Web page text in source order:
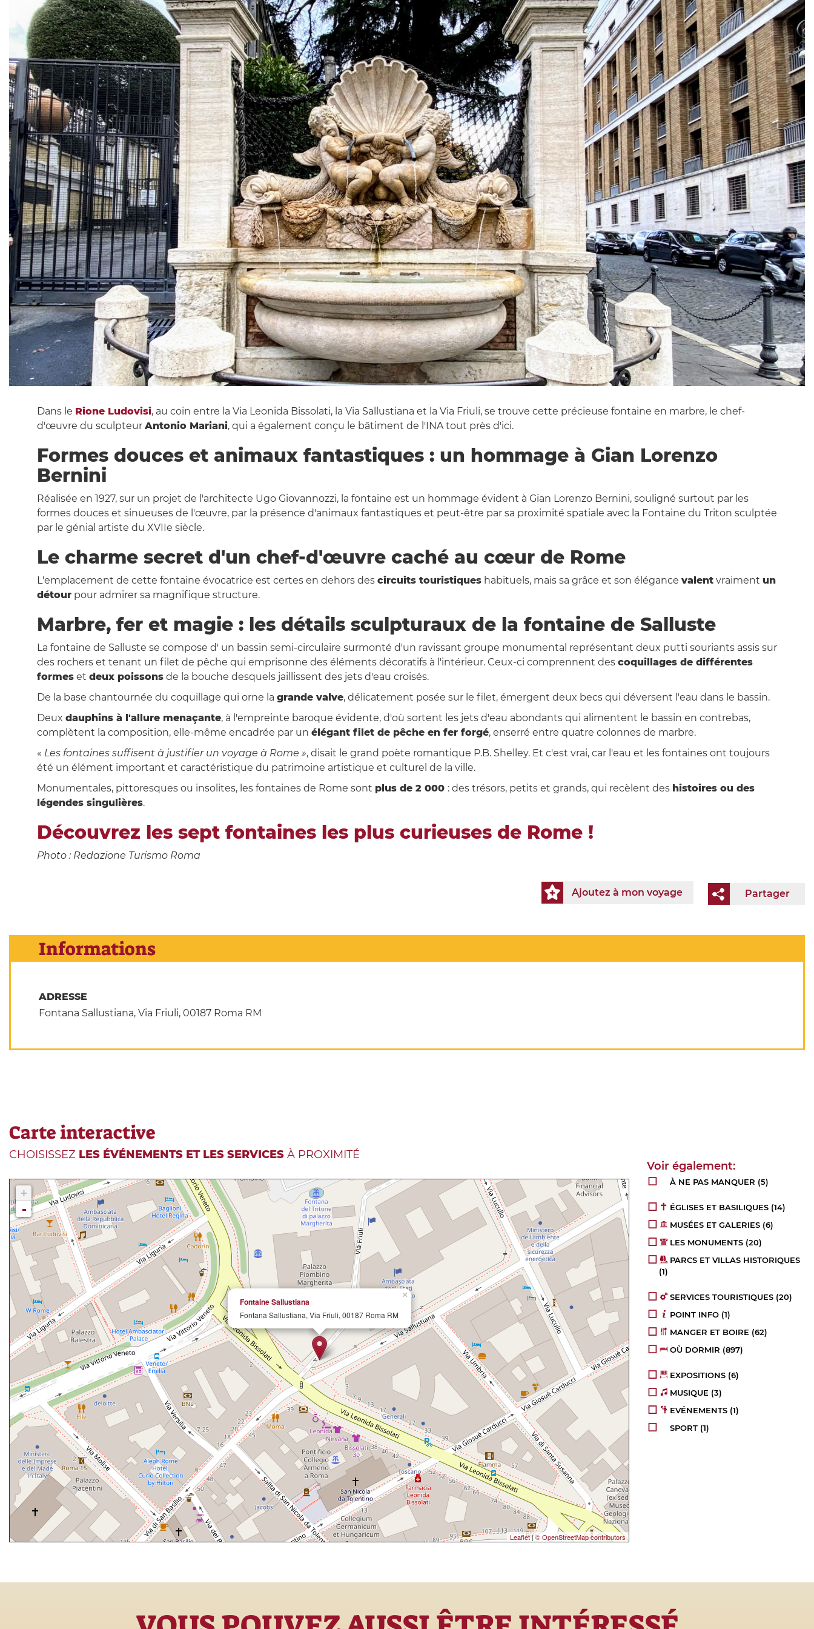
Dans le Rione Ludovisi, au coin entre la Via Leonida Bissolati, la Via Sallustiana et la Via Friuli, se trouve cette précieuse fontaine en marbre, le chef-
d'œuvre du sculpteur Antonio Mariani, qui a également conçu le bâtiment de l'INA tout près d'ici.
Formes douces et animaux fantastiques : un hommage à Gian Lorenzo
Bernini
Réalisée en 1927, sur un projet de l'architecte Ugo Giovannozzi, la fontaine est un hommage évident à Gian Lorenzo Bernini, souligné surtout par les
formes douces et sinueuses de l'œuvre, par la présence d'animaux fantastiques et peut-être par sa proximité spatiale avec la Fontaine du Triton sculptée
par le génial artiste du XVIIe siècle.
Le charme secret d'un chef-d'œuvre caché au cœur de Rome
L'emplacement de cette fontaine évocatrice est certes en dehors des circuits touristiqueshabituels, mais sa grâce et son élégance valentvraiment un
détourpour admirer sa magnifique structure.
Marbre, fer et magie : les détails sculpturaux de la fontaine de Salluste
La fontaine de Salluste se compose d' un bassin semi-circulaire surmonté d'un ravissant groupe monumental représentant deux putti souriants assis sur
des rochers et tenant un filet de pêche qui emprisonne des éléments décoratifs à l'intérieur. Ceux-ci comprennent des coquillages de différentes
formeset deux poissonsde la bouche desquels jaillissent des jets d'eau croisés.
De la base chantournée du coquillage qui orne la grande valve, délicatement posée sur le filet, émergent deux becs qui déversent l'eau dans le bassin.
Deux dauphins à l'allure menaçante, à l'empreinte baroque évidente, d'où sortent les jets d'eau abondants qui alimentent le bassin en contrebas,
complètent la composition, elle-même encadrée par un élégant filet de pêche en fer forgé, enserré entre quatre colonnes de marbre.
« Les fontaines suffisent à justifier un voyage à Rome », disait le grand poète romantique P.B. Shelley. Et c'est vrai, car l'eau et les fontaines ont toujours
été un élément important et caractéristique du patrimoine artistique et culturel de la ville.
Monumentales, pittoresques ou insolites, les fontaines de Rome sont plus de 2 000 : des trésors, petits et grands, qui recèlent des histoires ou des
légendes singulières.
Découvrez les sept fontaines les plus curieuses de Rome !
Photo : Redazione Turismo Roma
Partager
Ajoutez à mon voyage
Informations
ADRESSE
Fontana Sallustiana, Via Friuli, 00187 Roma RM
Carte interactive
CHOISISSEZ LES ÉVÉNEMENTS ET LES SERVICES À PROXIMITÉ
×
Fontaine Sallustiana
Fontana Sallustiana, Via Friuli, 00187 Roma RM
+
-
Leaflet|© OpenStreetMap contributors
À NE PAS MANQUER (5)
ÉGLISES ET BASILIQUES (14)
MUSÉES ET GALERIES (6)
LES MONUMENTS (20)
PARCS ET VILLAS HISTORIQUES
(1)
SERVICES TOURISTIQUES (20)
POINT INFO (1)
MANGER ET BOIRE (62)
OÙ DORMIR (897)
EXPOSITIONS (6)
MUSIQUE (3)
EVÉNEMENTS (1)
SPORT (1)